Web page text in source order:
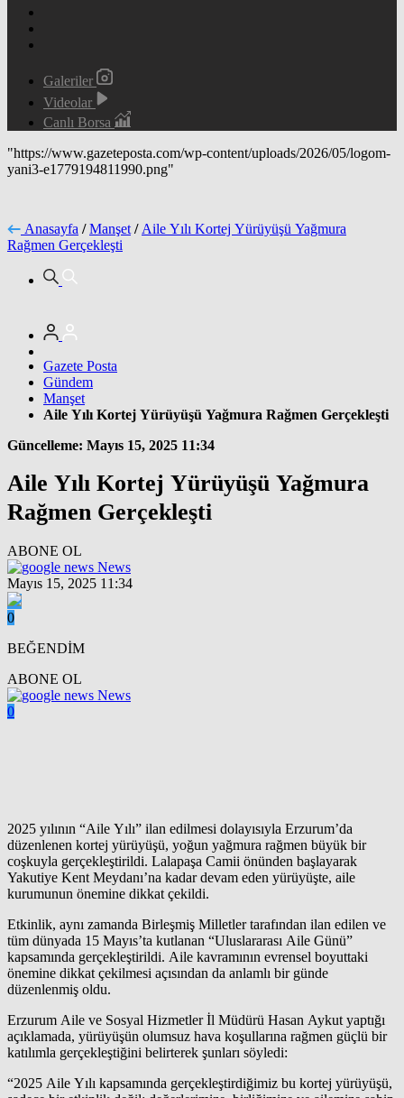
Galeriler
Videolar
Canlı Borsa
"https://www.gazeteposta.com/wp-content/uploads/2026/05/logom-
yani3-e1779194811990.png"
Anasayfa / Manşet / Aile Yılı Kortej Yürüyüşü Yağmura
Rağmen Gerçekleşti
Gazete Posta
Gündem
Manşet
Aile Yılı Kortej Yürüyüşü Yağmura Rağmen Gerçekleşti
Güncelleme: Mayıs 15, 2025 11:34
Aile Yılı Kortej Yürüyüşü Yağmura
Rağmen Gerçekleşti
ABONE OL
News
Mayıs 15, 2025 11:34
0
BEĞENDİM
ABONE OL
News
0
2025 yılının “Aile Yılı” ilan edilmesi dolayısıyla Erzurum’da
düzenlenen kortej yürüyüşü, yoğun yağmura rağmen büyük bir
coşkuyla gerçekleştirildi. Lalapaşa Camii önünden başlayarak
Yakutiye Kent Meydanı’na kadar devam eden yürüyüşte, aile
kurumunun önemine dikkat çekildi.
Etkinlik, aynı zamanda Birleşmiş Milletler tarafından ilan edilen ve
tüm dünyada 15 Mayıs’ta kutlanan “Uluslararası Aile Günü”
kapsamında gerçekleştirildi. Aile kavramının evrensel boyuttaki
önemine dikkat çekilmesi açısından da anlamlı bir günde
düzenlenmiş oldu.
Erzurum Aile ve Sosyal Hizmetler İl Müdürü Hasan Aykut yaptığı
açıklamada, yürüyüşün olumsuz hava koşullarına rağmen güçlü bir
katılımla gerçekleştiğini belirterek şunları söyledi:
“2025 Aile Yılı kapsamında gerçekleştirdiğimiz bu kortej yürüyüşü,